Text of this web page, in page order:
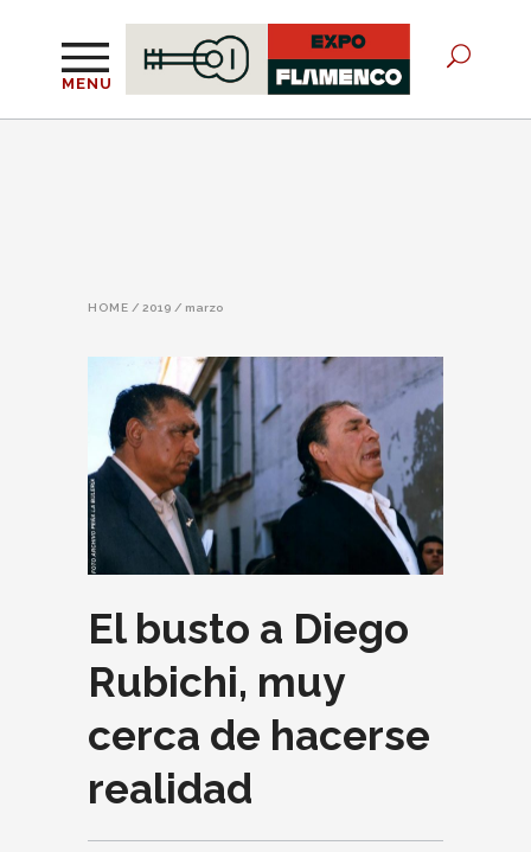
MENU
HOME / 2019 / marzo
El busto a Diego
Rubichi, muy
cerca de hacerse
realidad